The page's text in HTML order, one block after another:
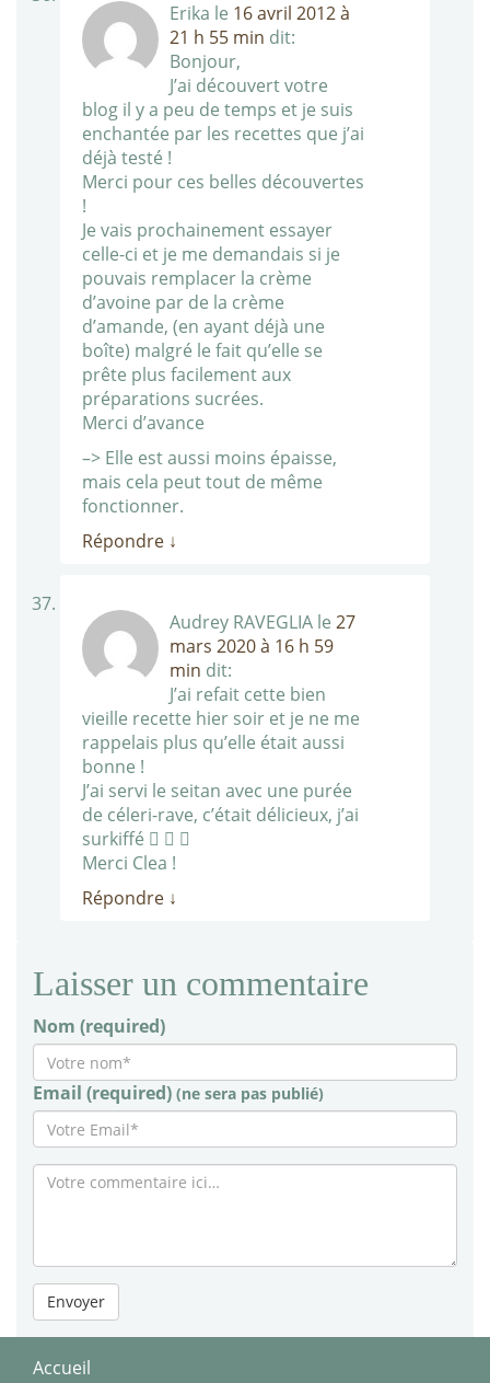
Erika le 16 avril 2012 à
21 h 55 min dit:
Bonjour,
J’ai découvert votre
blog il y a peu de temps et je suis
enchantée par les recettes que j’ai
déjà testé !
Merci pour ces belles découvertes
!
Je vais prochainement essayer
celle-ci et je me demandais si je
pouvais remplacer la crème
d’avoine par de la crème
d’amande, (en ayant déjà une
boîte) malgré le fait qu’elle se
prête plus facilement aux
préparations sucrées.
Merci d’avance
–> Elle est aussi moins épaisse,
mais cela peut tout de même
fonctionner.
Répondre ↓
Audrey RAVEGLIA le 27
mars 2020 à 16 h 59
min dit:
J’ai refait cette bien
vieille recette hier soir et je ne me
rappelais plus qu’elle était aussi
bonne !
J’ai servi le seitan avec une purée
de céleri-rave, c’était délicieux, j’ai
surkiffé   
Merci Clea !
Répondre ↓
Laisser un commentaire
Nom (required)
Email (required) (ne sera pas publié)
Envoyer
Accueil